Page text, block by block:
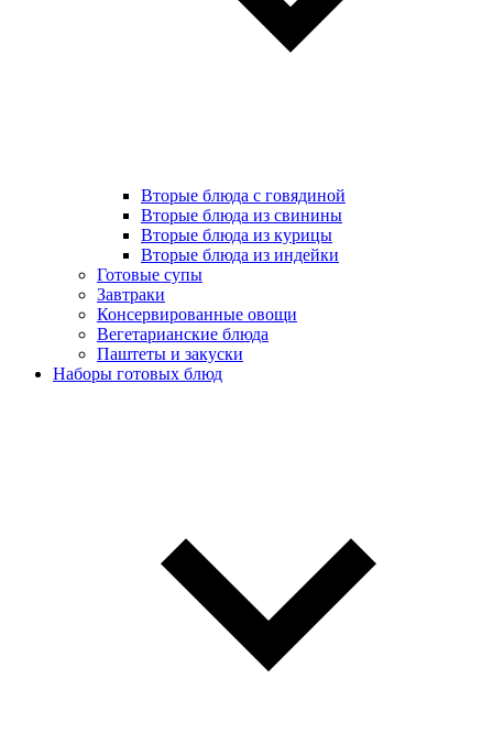
Вторые блюда с говядиной
Вторые блюда из свинины
Вторые блюда из курицы
Вторые блюда из индейки
Готовые супы
Завтраки
Консервированные овощи
Вегетарианские блюда
Паштеты и закуски
Наборы готовых блюд